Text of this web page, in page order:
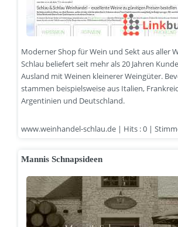
Moderner Shop für Wein und Sekt aus aller
Schlau beliefert seit mehr als 20 Jahren
Ausland mit Weinen kleinerer Weingüter.
stammen beispielsweise aus Italien,
Argentinien und Deutschland.
www.weinhandel-schlau.de | Hits : 0 |
Mannis Schnapsideen